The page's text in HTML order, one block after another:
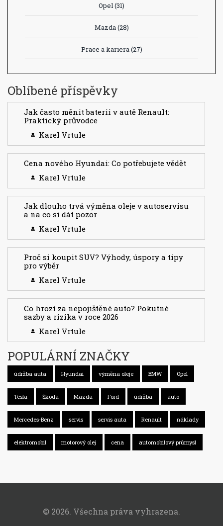
Opel (31)
Mazda (28)
Prace a kariera (27)
Oblíbené příspěvky
Jak často měnit baterii v autě Renault:
Praktický průvodce
Karel Vrtule
Cena nového Hyundai: Co potřebujete vědět
Karel Vrtule
Jak dlouho trvá výměna oleje v autoservisu
a na co si dát pozor
Karel Vrtule
Proč si koupit SUV? Výhody, úspory a tipy
pro výběr
Karel Vrtule
Co hrozí za nepojištěné auto? Pokutné
sazby a rizika v roce 2026
Karel Vrtule
POPULÁRNÍ ZNAČKY
údržba auta Hyundai výměna oleje BMW Opel
Tesla Škoda Mazda Ford údržba auto
Mercedes-Benz servis servis auta Renault náklady
elektromobil motorový olej cena automobilový průmysl
© 2026. Všechna práva vyhrazena.